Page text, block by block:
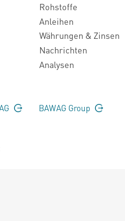
Rohstoffe
Anleihen
Währungen & Zinsen
Nachrichten
Analysen
BAWAG Group